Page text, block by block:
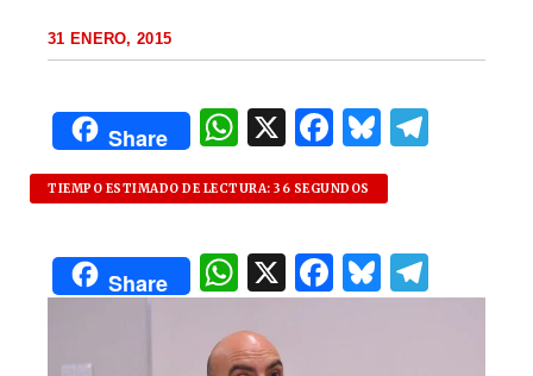
31 ENERO, 2015
Share
W
h
at
s
A
p
p
X F
a
c
e
b
B
lu
es
k
y
TIEMPO ESTIMADO DE LECTURA: 36 SEGUNDOS
Share
W
h
at
X F
a
B
lu el